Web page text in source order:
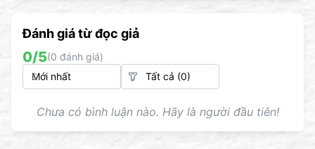
Đánh giá từ đọc giả
0/5(0 đánh giá)
Chưa có bình luận nào. Hãy là người đầu tiên!